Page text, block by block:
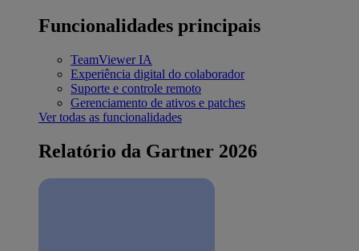
Funcionalidades principais
TeamViewer IA
Experiência digital do colaborador
Suporte e controle remoto
Gerenciamento de ativos e patches
Ver todas as funcionalidades
Relatório da Gartner 2026